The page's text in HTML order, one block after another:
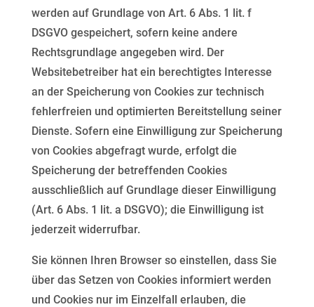
werden auf Grundlage von Art. 6 Abs. 1 lit. f
DSGVO gespeichert, sofern keine andere
Rechtsgrundlage angegeben wird. Der
Websitebetreiber hat ein berechtigtes Interesse
an der Speicherung von Cookies zur technisch
fehlerfreien und optimierten Bereitstellung seiner
Dienste. Sofern eine Einwilligung zur Speicherung
von Cookies abgefragt wurde, erfolgt die
Speicherung der betreffenden Cookies
ausschließlich auf Grundlage dieser Einwilligung
(Art. 6 Abs. 1 lit. a DSGVO); die Einwilligung ist
jederzeit widerrufbar.
Sie können Ihren Browser so einstellen, dass Sie
über das Setzen von Cookies informiert werden
und Cookies nur im Einzelfall erlauben, die